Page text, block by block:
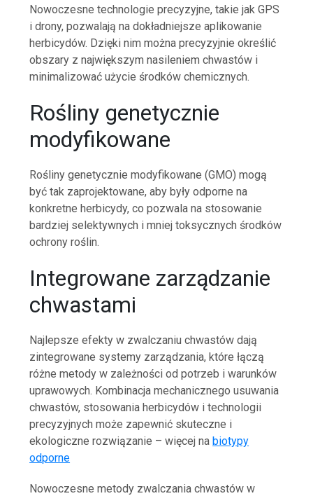
Nowoczesne technologie precyzyjne, takie jak GPS
i drony, pozwalają na dokładniejsze aplikowanie
herbicydów. Dzięki nim można precyzyjnie określić
obszary z największym nasileniem chwastów i
minimalizować użycie środków chemicznych.
Rośliny genetycznie
modyfikowane
Rośliny genetycznie modyfikowane (GMO) mogą
być tak zaprojektowane, aby były odporne na
konkretne herbicydy, co pozwala na stosowanie
bardziej selektywnych i mniej toksycznych środków
ochrony roślin.
Integrowane zarządzanie
chwastami
Najlepsze efekty w zwalczaniu chwastów dają
zintegrowane systemy zarządzania, które łączą
różne metody w zależności od potrzeb i warunków
uprawowych. Kombinacja mechanicznego usuwania
chwastów, stosowania herbicydów i technologii
precyzyjnych może zapewnić skuteczne i
ekologiczne rozwiązanie – więcej nabiotypy
odporne
Nowoczesne metody zwalczania chwastów w